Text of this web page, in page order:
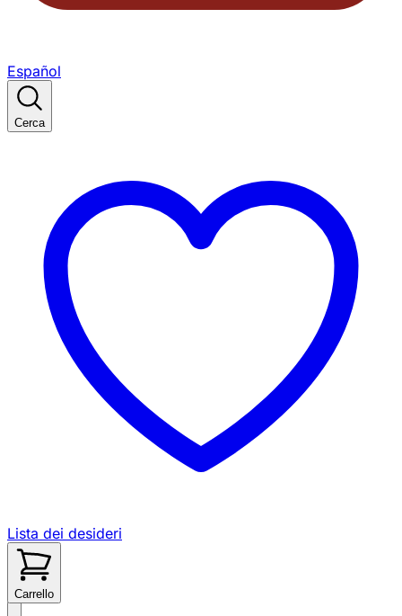
Español
Cerca
Lista dei desideri
Carrello